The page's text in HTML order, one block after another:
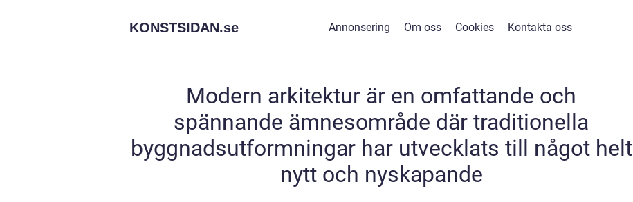
KONSTSIDAN.se Annonsering Om oss Cookies Kontakta oss
Modern arkitektur är en omfattande och
spännande ämnesområde där traditionella
byggnadsutformningar har utvecklats till något helt
nytt och nyskapande